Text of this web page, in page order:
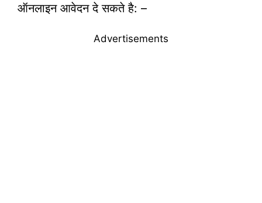
ऑनलाइन आवेदन दे सकते है: –
Advertisements